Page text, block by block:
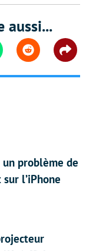
aussi...
Reddit
problème de
l’iPhone